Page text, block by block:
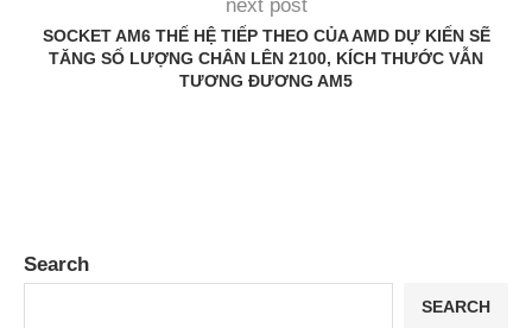
next post
SOCKET AM6 THẾ HỆ TIẾP THEO CỦA AMD DỰ KIẾN SẼ
TĂNG SỐ LƯỢNG CHÂN LÊN 2100, KÍCH THƯỚC VẪN
TƯƠNG ĐƯƠNG AM5
Search
SEARCH